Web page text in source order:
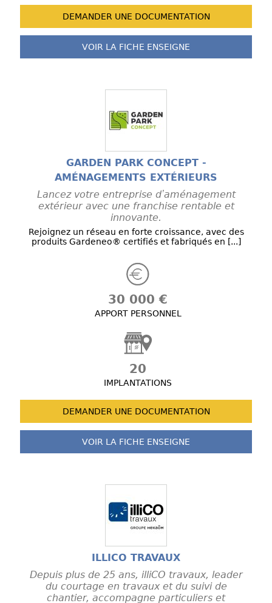
DEMANDER UNE DOCUMENTATION
VOIR LA FICHE ENSEIGNE
GARDEN PARK CONCEPT -
AMÉNAGEMENTS EXTÉRIEURS
Lancez votre entreprise dʼaménagement
extérieur avec une franchise rentable et
innovante.
Rejoignez un réseau en forte croissance, avec des
produits Gardeneo® certifiés et fabriqués en [...]
30 000 €
APPORT PERSONNEL
20
IMPLANTATIONS
DEMANDER UNE DOCUMENTATION
VOIR LA FICHE ENSEIGNE
ILLICO TRAVAUX
Depuis plus de 25 ans, illiCO travaux, leader
du courtage en travaux et du suivi de
chantier, accompagne particuliers et